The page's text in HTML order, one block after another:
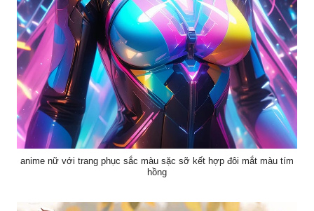
anime nữ với trang phục sắc màu sặc sỡ kết hợp đôi mắt màu tím
hồng